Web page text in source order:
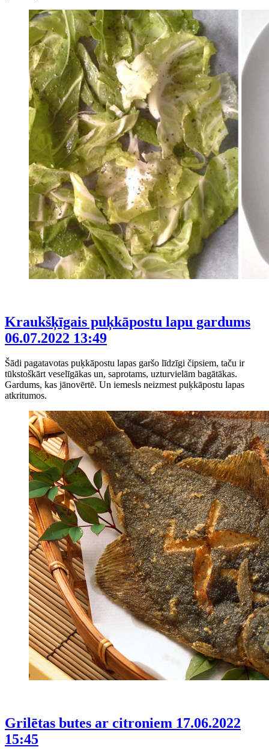
Kraukšķīgais puķkāpostu lapu gardums
06.07.2022 13:49
Šādi pagatavotas puķkāpostu lapas garšo līdzīgi čipsiem, taču ir
tūkstoškārt veselīgākas un, saprotams, uzturvielām bagātākas.
Gardums, kas jānovērtē. Un iemesls neizmest puķkāpostu lapas
atkritumos.
Grilētas butes ar citroniem 17.06.2022
15:45